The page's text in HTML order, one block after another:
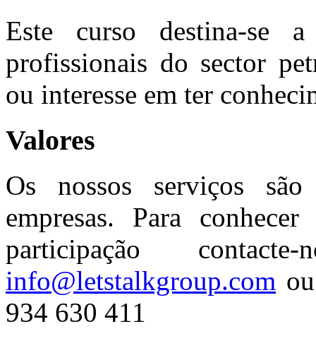
Este curso destina-se
profissionais do sector
ou interesse em ter
Valores
Os nossos serviços
empresas. Para
participação
info@letstalkgroup.com
934 630 411